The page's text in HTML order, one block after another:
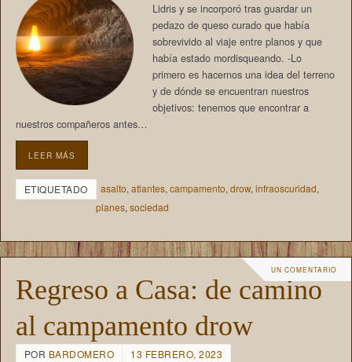
Lidris y se incorporó tras guardar un
pedazo de queso curado que había
sobrevivido al viaje entre planos y que
había estado mordisqueando. -Lo
primero es hacernos una idea del terreno
y de dónde se encuentran nuestros
objetivos: tenemos que encontrar a
nuestros compañeros antes…
LEER MÁS
ETIQUETADO asalto, atlantes, campamento, drow, infraoscuridad,
planes, sociedad
UN COMENTARIO
Regreso a Casa: de camino
al campamento drow
POR BARDOMERO 13 FEBRERO, 2023